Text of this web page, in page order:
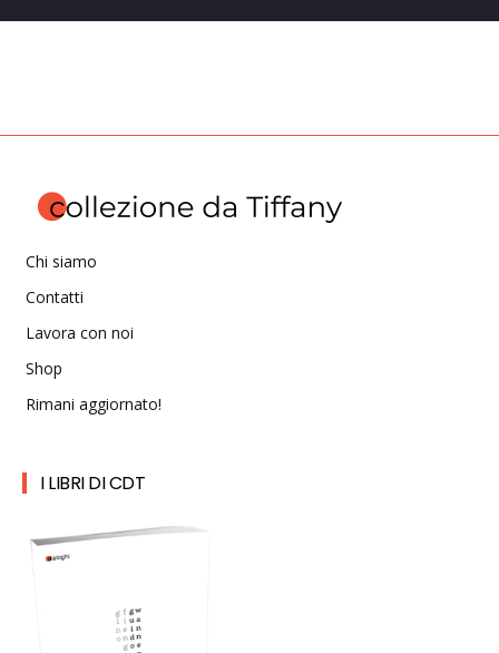
Chi siamo
Contatti
Lavora con noi
Shop
Rimani aggiornato!
I LIBRI DI CDT